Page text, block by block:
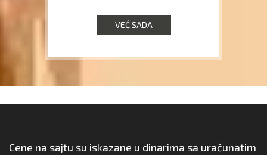
VEĆ SADA
Cene na sajtu su iskazane u dinarima sa uračunatim